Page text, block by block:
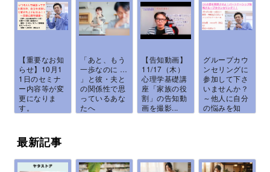
【重要なお知
らせ】10月1
1日のセミナ
ー内容等が変
更になりま
す。
「あと、もう
一歩なのに …
」と彼・夫と
の関係性で思
っているあな
たへ
【告知動画】
11/17（木）
心理学基礎講
座「家族の役
割」の告知動
画を撮影...
グループカウ
ンセリングに
参加して下さ
いませんか？
～他人に自分
の悩みを知
ら...
最新記事